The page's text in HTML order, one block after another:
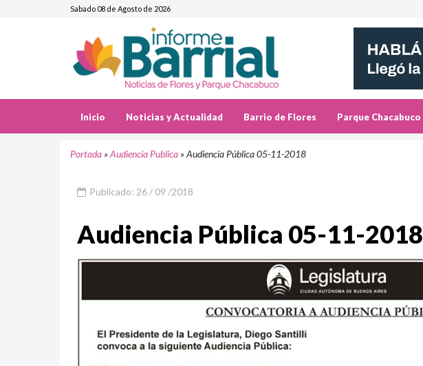
Sabado 08 de Agosto de 2026
Inicio Noticias y Actualidad Barrio de Flores Parque Chacabuco
Portada »Audiencia Publica »Audiencia Pública 05-11-2018
Publicado: 26 / 09 /2018
Audiencia Pública 05-11-2018